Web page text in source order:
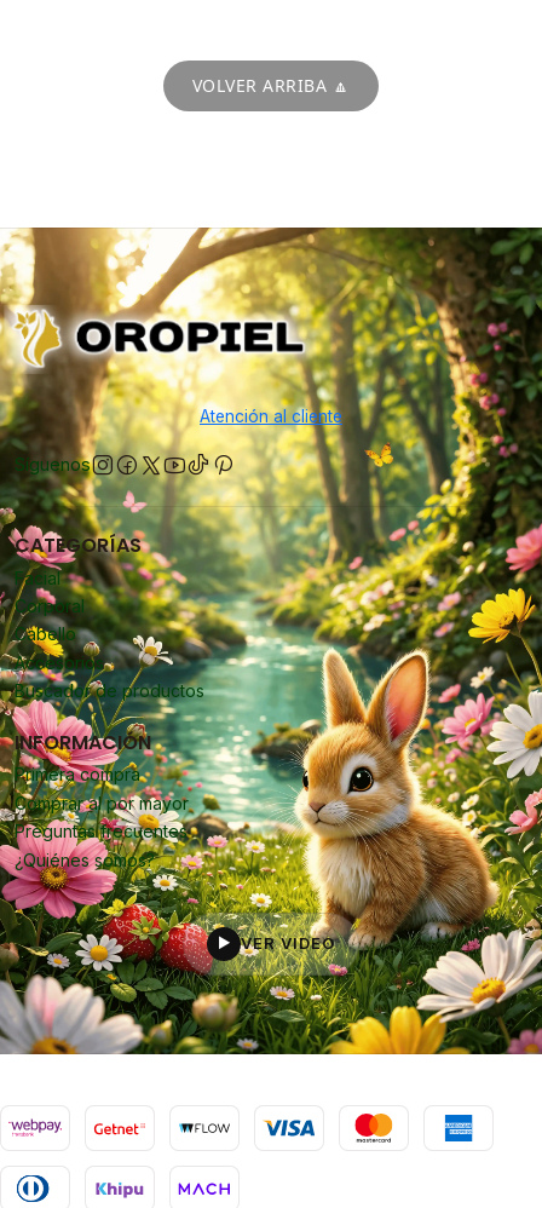
VOLVER ARRIBA 🔼
Atención al cliente
Síguenos
CATEGORÍAS
Facial
Corporal
Cabello
Accesorios
Buscador de productos
INFORMACIÓN
Primera compra
Comprar al por mayor
Preguntas frecuentes
¿Quiénes somos?
▶ VER VIDEO